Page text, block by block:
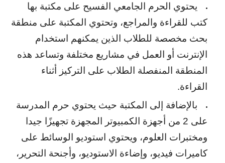
يحتوي الحرم الجامعي الفسيح على مكتبة بها
كتب للقراءة والمراجع، وتحتوي المكتبة على منطقة
بحث مخصصة للطلاب الذين يمكنهم استخدام
الإنترنت أو العمل في مشاريع مختلفة وتساعد هذه
المنطقة المنفصلة الطلاب على التركيز أثناء
القراءة.
بالإضافة إلى المكتبة حيث يحتوي حرم المدرسة
على 2 من أجهزة الكمبيوتر المجهزة تجهيزًا جيدا
ومختبرات العلوم، ويحتوي استوديو الوسائط على
كاميرات فيديو، وإضاءة الاستوديو، وأجنحة التحرير،